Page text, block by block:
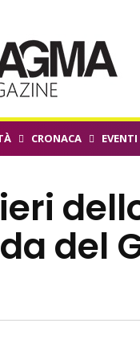
CRONACA EVENTI
del